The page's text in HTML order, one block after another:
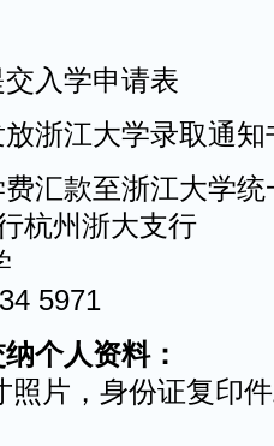
入学申请表
放浙江大学录取通知
汇款至浙江大学统
杭州浙大支行
5971
个人资料：
片，身份证复印